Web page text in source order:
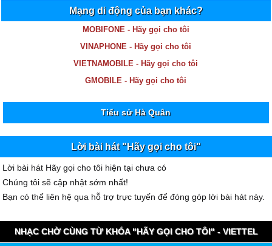
Mạng di động của bạn khác?
MOBIFONE - Hãy gọi cho tôi
VINAPHONE - Hãy gọi cho tôi
VIETNAMOBILE - Hãy gọi cho tôi
GMOBILE - Hãy gọi cho tôi
Tiểu sử Hà Quân
Lời bài hát "Hãy gọi cho tôi"
Lời bài hát Hãy gọi cho tôi hiện tại chưa có
Chúng tôi sẽ cập nhật sớm nhất!
Bạn có thể liên hệ qua hỗ trợ trực tuyến để đóng góp lời bài hát này.
NHẠC CHỜ CÙNG TỪ KHÓA "HÃY GỌI CHO TÔI" - VIETTEL